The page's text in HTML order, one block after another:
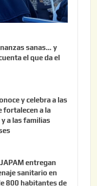
sanas… y
el que da el
y celebra a las
fortalecen a la
a las familias
entregan
sanitario en
800 habitantes de